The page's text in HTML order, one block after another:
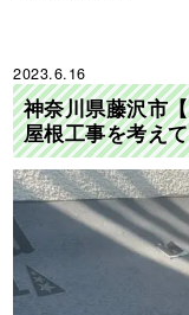
2023.6.16
神奈川県藤沢市
屋根工事を考え